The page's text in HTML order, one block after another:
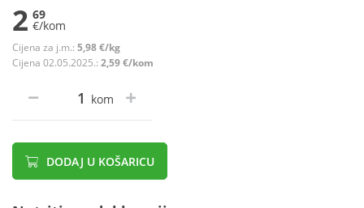
2 69
€/kom
Cijena za j.m.: 5,98 €/kg
Cijena 02.05.2025.: 2,59 €/kom
kom
DODAJ U KOŠARICU